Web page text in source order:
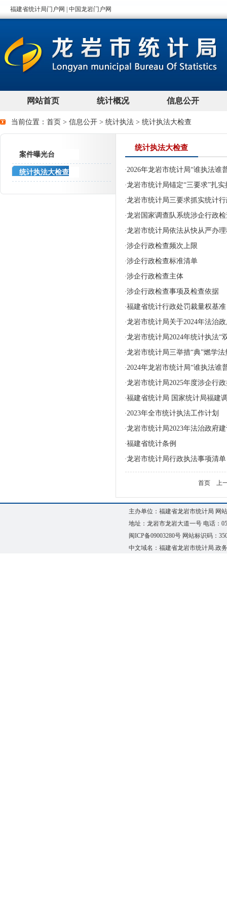
当前位置： 首页 > 信息公开 > 统计执法 > 统计执法大检查
案件曝光台
统计执法大检查
统计执法大检查
·2026年龙岩市统计局“谁执法谁
·龙岩市统计局锚定“三要求”扎
·龙岩市统计局三要求抓实统计
·龙岩国家调查队系统涉企行政
·龙岩市统计局依法从快从严办
·涉企行政检查频次上限
·涉企行政检查标准清单
·涉企行政检查主体
·涉企行政检查事项及检查依据
·福建省统计行政处罚裁量权基准
·龙岩市统计局关于2024年法治
·龙岩市统计局2024年统计执法“
·龙岩市统计局三举措“典”燃学法
·2024年龙岩市统计局“谁执法谁
·龙岩市统计局2025年度涉企行
·福建省统计局 国家统计局福建
·2023年全市统计执法工作计划
·龙岩市统计局2023年法治政府
·福建省统计条例
·龙岩市统计局行政执法事项清单
首页 上